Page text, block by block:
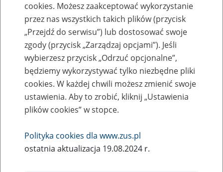
Aktualności
Przywrócenie obsługi klientów w Biurze
Terenowym ZUS w Lubaczowie
12
kwietnia
2021
cookies. Możesz zaakceptować wykorzystanie
przez nas wszystkich takich plików (przycisk
„Przejdź do serwisu”) lub dostosować swoje
zgody (przycisk „Zarządzaj opcjami”). Jeśli
wybierzesz przycisk „Odrzuć opcjonalne”,
będziemy wykorzystywać tylko niezbędne pliki
cookies. W każdej chwili możesz zmienić swoje
ustawienia. Aby to zrobić, kliknij „Ustawienia
plików cookies” w stopce.
Polityka cookies dla www.zus.pl
ostatnia aktualizacja 19.08.2024 r.